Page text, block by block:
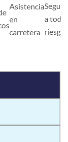
Asistencia
en
carretera
Seguro
a todo
riesgo